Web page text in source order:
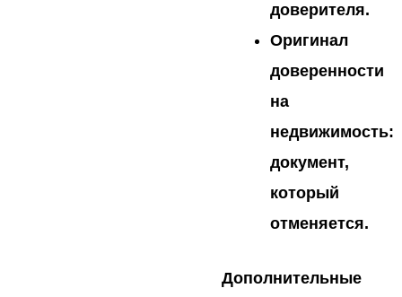
доверителя.
Оригинал
доверенности
на
недвижимость:
документ,
который
отменяется.
Дополнительные